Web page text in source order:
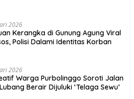
2026
Kerangka di Gunung Agung Viral
Polisi Dalami Identitas Korban
2026
Warga Purbolinggo Soroti Jalan
Berair Dijuluki ‘Telaga Sewu’